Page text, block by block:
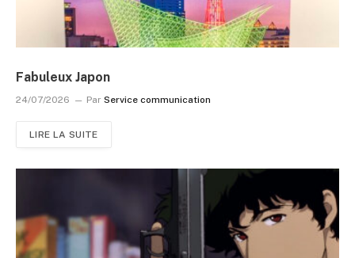
Fabuleux Japon
24/07/2026 Par Service communication
LIRE LA SUITE